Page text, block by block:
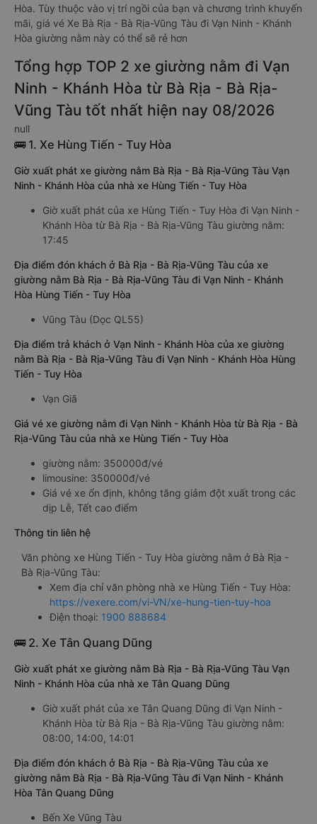
Hòa. Tùy thuộc vào vị trí ngồi của bạn và chương trình khuyến
mãi, giá vé Xe Bà Rịa - Bà Rịa-Vũng Tàu đi Vạn Ninh - Khánh
Hòa giường nằm này có thể sẽ rẻ hơn
Tổng hợp TOP 2 xe giường nằm đi Vạn
Ninh - Khánh Hòa từ Bà Rịa - Bà Rịa-
Vũng Tàu tốt nhất hiện nay 08/2026
null
🚌 1. Xe Hùng Tiến - Tuy Hòa
Giờ xuất phát xe giường nằm Bà Rịa - Bà Rịa-Vũng Tàu Vạn
Ninh - Khánh Hòa của nhà xe Hùng Tiến - Tuy Hòa
Giờ xuất phát của xe Hùng Tiến - Tuy Hòa đi Vạn Ninh -
Khánh Hòa từ Bà Rịa - Bà Rịa-Vũng Tàu giường nằm:
17:45
Địa điểm đón khách ở Bà Rịa - Bà Rịa-Vũng Tàu của xe
giường nằm Bà Rịa - Bà Rịa-Vũng Tàu đi Vạn Ninh - Khánh
Hòa Hùng Tiến - Tuy Hòa
Vũng Tàu (Dọc QL55)
Địa điểm trả khách ở Vạn Ninh - Khánh Hòa của xe giường
nằm Bà Rịa - Bà Rịa-Vũng Tàu đi Vạn Ninh - Khánh Hòa Hùng
Tiến - Tuy Hòa
Vạn Giã
Giá vé xe giường nằm đi Vạn Ninh - Khánh Hòa từ Bà Rịa - Bà
Rịa-Vũng Tàu của nhà xe Hùng Tiến - Tuy Hòa
giường nằm: 350000đ/vé
limousine: 350000đ/vé
Giá vé xe ổn định, không tăng giảm đột xuất trong các
dịp Lễ, Tết cao điểm
Thông tin liên hệ
Văn phòng xe Hùng Tiến - Tuy Hòa giường nằm ở Bà Rịa -
Bà Rịa-Vũng Tàu:
Xem địa chỉ văn phòng nhà xe Hùng Tiến - Tuy Hòa:
https://vexere.com/vi-VN/xe-hung-tien-tuy-hoa
Điện thoại: 1900 888684
🚌 2. Xe Tân Quang Dũng
Giờ xuất phát xe giường nằm Bà Rịa - Bà Rịa-Vũng Tàu Vạn
Ninh - Khánh Hòa của nhà xe Tân Quang Dũng
Giờ xuất phát của xe Tân Quang Dũng đi Vạn Ninh -
Khánh Hòa từ Bà Rịa - Bà Rịa-Vũng Tàu giường nằm:
08:00, 14:00, 14:01
Địa điểm đón khách ở Bà Rịa - Bà Rịa-Vũng Tàu của xe
giường nằm Bà Rịa - Bà Rịa-Vũng Tàu đi Vạn Ninh - Khánh
Hòa Tân Quang Dũng
Bến Xe Vũng Tàu